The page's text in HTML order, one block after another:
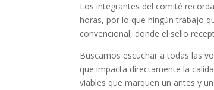
Los integrantes del comité
horas, por lo que ningún trabajo
convencional, donde el sello
Buscamos escuchar a todas las
que impacta directamente la
viables que marquen un antes y